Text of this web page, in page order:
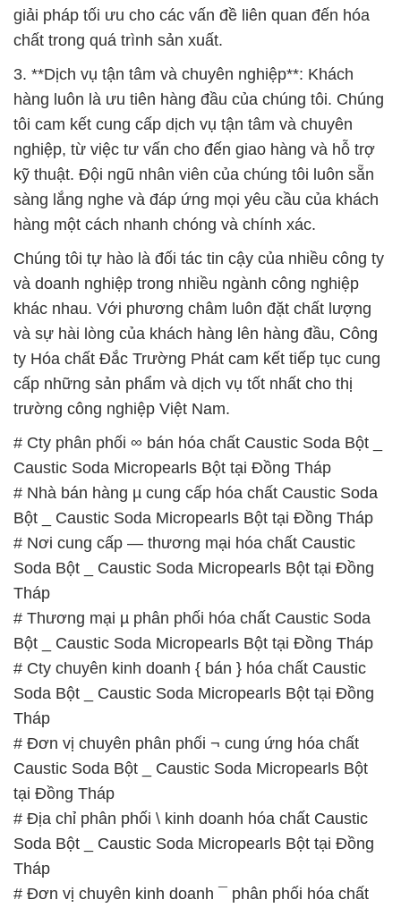
giải pháp tối ưu cho các vấn đề liên quan đến hóa
chất trong quá trình sản xuất.
3. **Dịch vụ tận tâm và chuyên nghiệp**: Khách
hàng luôn là ưu tiên hàng đầu của chúng tôi. Chúng
tôi cam kết cung cấp dịch vụ tận tâm và chuyên
nghiệp, từ việc tư vấn cho đến giao hàng và hỗ trợ
kỹ thuật. Đội ngũ nhân viên của chúng tôi luôn sẵn
sàng lắng nghe và đáp ứng mọi yêu cầu của khách
hàng một cách nhanh chóng và chính xác.
Chúng tôi tự hào là đối tác tin cậy của nhiều công ty
và doanh nghiệp trong nhiều ngành công nghiệp
khác nhau. Với phương châm luôn đặt chất lượng
và sự hài lòng của khách hàng lên hàng đầu, Công
ty Hóa chất Đắc Trường Phát cam kết tiếp tục cung
cấp những sản phẩm và dịch vụ tốt nhất cho thị
trường công nghiệp Việt Nam.
# Cty phân phối ∞ bán hóa chất Caustic Soda Bột _
Caustic Soda Micropearls Bột tại Đồng Tháp
# Nhà bán hàng µ cung cấp hóa chất Caustic Soda
Bột _ Caustic Soda Micropearls Bột tại Đồng Tháp
# Nơi cung cấp — thương mại hóa chất Caustic
Soda Bột _ Caustic Soda Micropearls Bột tại Đồng
Tháp
# Thương mại µ phân phối hóa chất Caustic Soda
Bột _ Caustic Soda Micropearls Bột tại Đồng Tháp
# Cty chuyên kinh doanh { bán } hóa chất Caustic
Soda Bột _ Caustic Soda Micropearls Bột tại Đồng
Tháp
# Đơn vị chuyên phân phối ¬ cung ứng hóa chất
Caustic Soda Bột _ Caustic Soda Micropearls Bột
tại Đồng Tháp
# Địa chỉ phân phối \ kinh doanh hóa chất Caustic
Soda Bột _ Caustic Soda Micropearls Bột tại Đồng
Tháp
# Đơn vị chuyên kinh doanh ¯ phân phối hóa chất